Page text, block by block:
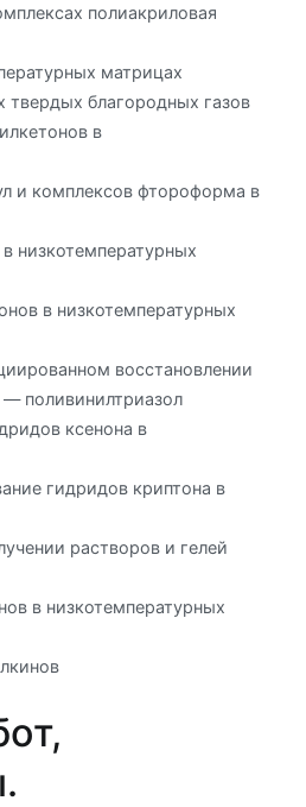
полиакриловая
матрицах
твердых благородных газов
в
и комплексов фтороформа в
низкотемпературных
в низкотемпературных
восстановлении
— поливинилтриазол
ксенона в
гидридов криптона в
растворов и гелей
в низкотемпературных